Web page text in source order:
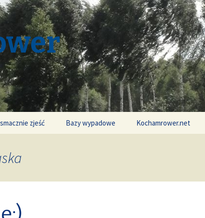
zjeść Bazy wypadowe Kochamrower.net